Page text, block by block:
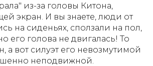
из-за головы Китона,
экран. И вы знаете, люди от
на сиденьях, сползали на пол,
его голова не двигалась! То
а вот силуэт его невозмутимой
неподвижной.